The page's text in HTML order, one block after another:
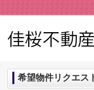
希望物件リクエス